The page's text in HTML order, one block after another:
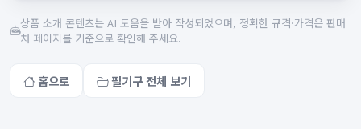
상품 소개 콘텐츠는 AI 도움을 받아 작성되었으며, 정확한 규격·가격은 판매
처 페이지를 기준으로 확인해 주세요.
홈으로 필기구 전체 보기